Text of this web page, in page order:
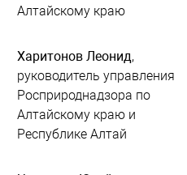
Алтайскому краю
Харитонов Леонид,
руководитель управления
Росприроднадзора по
Алтайскому краю и
Республике Алтай